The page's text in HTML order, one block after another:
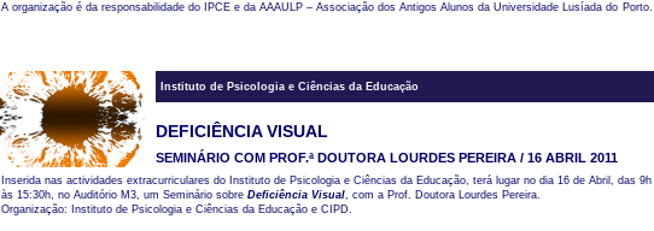
A organização é da responsabilidade do IPCE e da AAAULP – Associação dos Antigos Alunos da Universidade Lusíada do Porto.
Instituto de Psicologia e Ciências da Educação
DEFICIÊNCIA VISUAL
SEMINÁRIO COM PROF.ª DOUTORA LOURDES PEREIRA / 16 ABRIL 2011
Inserida nas actividades extracurriculares do Instituto de Psicologia e Ciências da Educação, terá lugar no dia 16 de Abril, das 9h
às 15:30h, no Auditório M3, um Seminário sobre Deficiência Visual, com a Prof. Doutora Lourdes Pereira.
Organização: Instituto de Psicologia e Ciências da Educação e CIPD.